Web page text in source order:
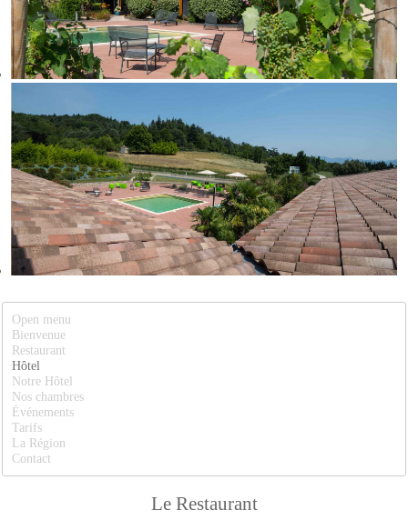
Open menu
Bienvenue
Restaurant
Hôtel
Notre Hôtel
Nos chambres
Événements
Tarifs
La Région
Contact
Le Restaurant